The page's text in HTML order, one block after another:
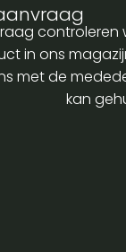
controleren
in ons
met de
kan